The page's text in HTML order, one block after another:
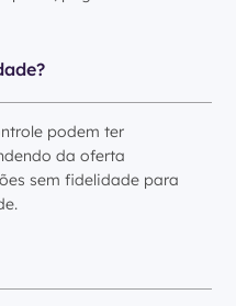
podem ter
da oferta
sem fidelidade para